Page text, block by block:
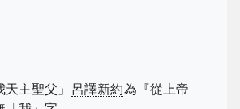
天主聖父」 呂譯新約為『從上帝